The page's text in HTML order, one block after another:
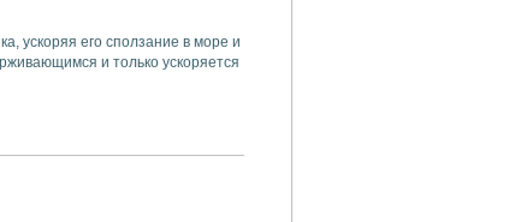
ускоряя его сползание в море и
и только ускоряется